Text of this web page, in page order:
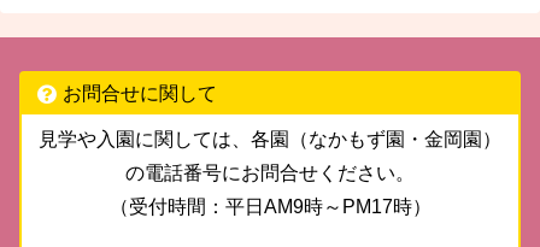
お問合せに関して
見学や入園に関しては、各園（なかもず園・金岡園）
の電話番号にお問合せください。
（受付時間：平日AM9時～PM17時）